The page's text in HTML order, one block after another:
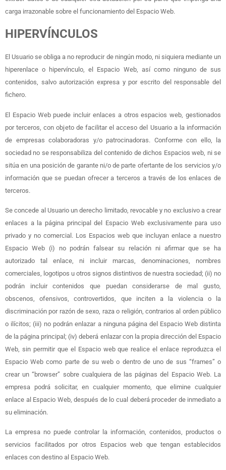
carga irrazonable sobre el funcionamiento del Espacio Web.
HIPERVÍNCULOS
El Usuario se obliga a no reproducir de ningún modo, ni siquiera mediante un
hiperenlace o hipervínculo, el Espacio Web, así como ninguno de sus
contenidos, salvo autorización expresa y por escrito del responsable del
fichero.
El Espacio Web puede incluir enlaces a otros espacios web, gestionados
por terceros, con objeto de facilitar el acceso del Usuario a la información
de empresas colaboradoras y/o patrocinadoras. Conforme con ello, la
sociedad no se responsabiliza del contenido de dichos Espacios web, ni se
sitúa en una posición de garante ni/o de parte ofertante de los servicios y/o
información que se puedan ofrecer a terceros a través de los enlaces de
terceros.
Se concede al Usuario un derecho limitado, revocable y no exclusivo a crear
enlaces a la página principal del Espacio Web exclusivamente para uso
privado y no comercial. Los Espacios web que incluyan enlace a nuestro
Espacio Web (i) no podrán falsear su relación ni afirmar que se ha
autorizado tal enlace, ni incluir marcas, denominaciones, nombres
comerciales, logotipos u otros signos distintivos de nuestra sociedad; (ii) no
podrán incluir contenidos que puedan considerarse de mal gusto,
obscenos, ofensivos, controvertidos, que inciten a la violencia o la
discriminación por razón de sexo, raza o religión, contrarios al orden público
o ilícitos; (iii) no podrán enlazar a ninguna página del Espacio Web distinta
de la página principal; (iv) deberá enlazar con la propia dirección del Espacio
Web, sin permitir que el Espacio web que realice el enlace reproduzca el
Espacio Web como parte de su web o dentro de uno de sus “frames” o
crear un “browser” sobre cualquiera de las páginas del Espacio Web. La
empresa podrá solicitar, en cualquier momento, que elimine cualquier
enlace al Espacio Web, después de lo cual deberá proceder de inmediato a
su eliminación.
La empresa no puede controlar la información, contenidos, productos o
servicios facilitados por otros Espacios web que tengan establecidos
enlaces con destino al Espacio Web.